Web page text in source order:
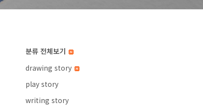
분류 전체보기
drawing story
play story
writing story